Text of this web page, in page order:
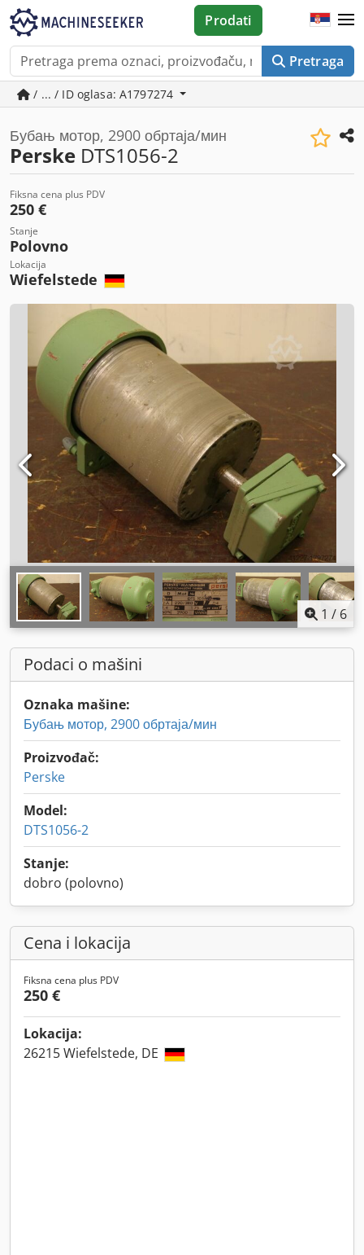
Pretraga
Prodati
/ ... / ID oglasa: A1797274
Бубањ мотор, 2900 обртаја/мин
Perske DTS1056-2
Fiksna cena plus PDV
250 €
Stanje
Polovno
Lokacija
Wiefelstede
1 /6
Podaci o mašini
Oznaka mašine:
Бубањ мотор, 2900 обртаја/мин
Proizvođač:
Perske
Model:
DTS1056-2
Stanje:
dobro (polovno)
Cena i lokacija
Fiksna cena plus PDV
250 €
Lokacija:
26215 Wiefelstede, DE